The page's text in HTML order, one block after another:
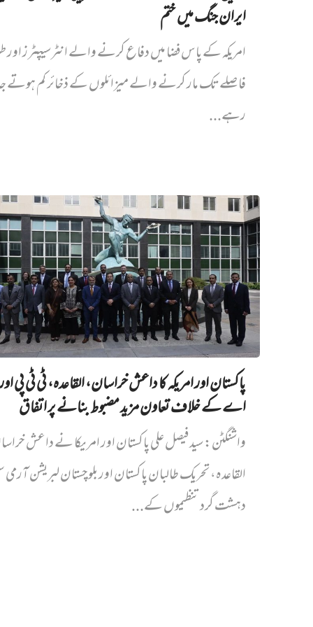
ایران جنگ میں‌ ختم
امریکہ کے پاس فضا میں دفاع کرنے والے انٹرسیپٹرز اور
فاصلے تک مار کرنے والے میزائلوں کے ذخائر کم ہوتے
رہے...
پاکستان اور امریکہ کا داعش خراسان، القاعدہ، ٹی ٹی پی
اے کے خلاف تعاون مزید مضبوط بنانے پر اتفاق
واشنگٹن: سید فیصل علی پاکستان اور امریکا نے داعش
القاعدہ، تحریک طالبان پاکستان اور بلوچستان لبریشن
دہشت گرد تنظیموں کے...